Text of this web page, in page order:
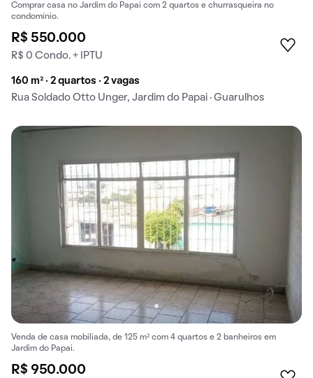
Comprar casa no Jardim do Papai com 2 quartos e churrasqueira no
condomínio.
R$ 550.000
R$ 0 Condo. + IPTU
160 m² · 2 quartos · 2 vagas
Rua Soldado Otto Unger, Jardim do Papai · Guarulhos
Venda de casa mobiliada, de 125 m² com 4 quartos e 2 banheiros em
Jardim do Papai.
R$ 950.000